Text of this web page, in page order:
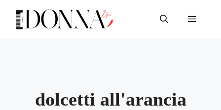
contenuto
Menu
dolcetti all'arancia